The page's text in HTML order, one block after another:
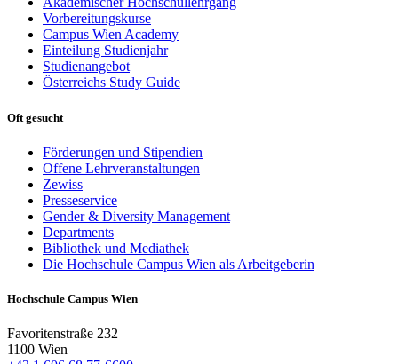
Vorbereitungskurse
Campus Wien Academy
Einteilung Studienjahr
Studienangebot
Österreichs Study Guide
Oft gesucht
Förderungen und Stipendien
Offene Lehrveranstaltungen
Zewiss
Presseservice
Gender & Diversity Management
Departments
Bibliothek und Mediathek
Die Hochschule Campus Wien als Arbeitgeberin
Hochschule Campus Wien
Favoritenstraße 232
1100 Wien